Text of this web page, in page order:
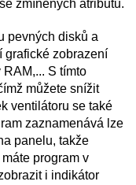
zmíněných atributů.
pevných disků a
grafické zobrazení
S tímto
můžete snížit
ventilátoru se také
zaznamenává lze
panelu, takže
program v
i indikátor